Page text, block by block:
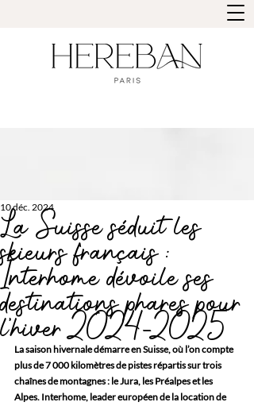
La Suisse séduit les
skieurs français :
Interhome dévoile ses
destinations phares pour
l'hiver 2024-2025
10 déc. 2024
La saison hivernale démarre en Suisse, où l’on compte
plus de 7 000 kilomètres de pistes répartis sur trois
chaînes de montagnes : le Jura, les Préalpes et les
Alpes. Interhome, leader européen de la location de